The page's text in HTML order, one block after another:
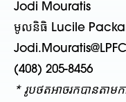
Jodi Mouratis
មូលនិធិ Lucile
(408) 205-8456
* រូបថតអាចរកបានតាមក